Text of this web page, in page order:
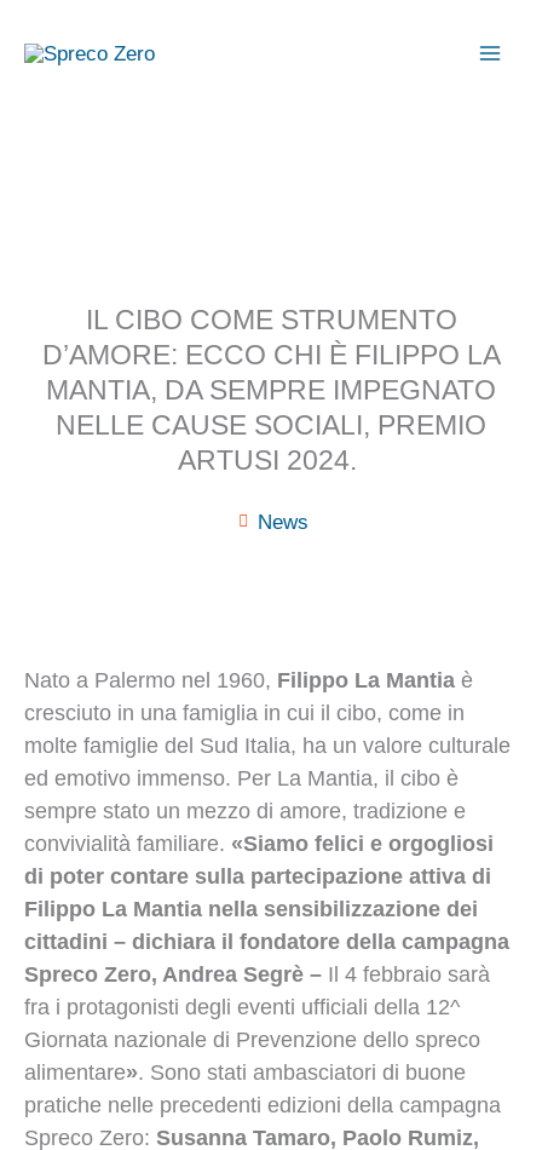
IL CIBO COME STRUMENTO
D’AMORE: ECCO CHI È FILIPPO LA
MANTIA, DA SEMPRE IMPEGNATO
NELLE CAUSE SOCIALI, PREMIO
ARTUSI 2024.
News
Nato a Palermo nel 1960, Filippo La Mantia è
cresciuto in una famiglia in cui il cibo, come in
molte famiglie del Sud Italia, ha un valore culturale
ed emotivo immenso. Per La Mantia, il cibo è
sempre stato un mezzo di amore, tradizione e
convivialità familiare. «Siamo felici e orgogliosi
di poter contare sulla partecipazione attiva di
Filippo La Mantia nella sensibilizzazione dei
cittadini – dichiara il fondatore della campagna
Spreco Zero, Andrea Segrè – Il 4 febbraio sarà
fra i protagonisti degli eventi ufficiali della 12^
Giornata nazionale di Prevenzione dello spreco
alimentare». Sono stati ambasciatori di buone
pratiche nelle precedenti edizioni della campagna
Spreco Zero: Susanna Tamaro, Paolo Rumiz,